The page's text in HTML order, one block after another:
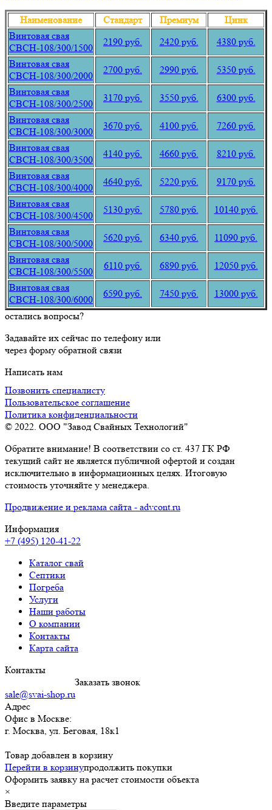
Наименование Стандарт Премиум
Цинк
Винтовая свая
СВСН-108/300/1500
2190 руб. 2420 руб.
4380 руб.
Винтовая свая
СВСН-108/300/2000
2700 руб. 2990 руб.
5350 руб.
Винтовая свая
СВСН-108/300/2500
3170 руб. 3550 руб.
6300 руб.
Винтовая свая
СВСН-108/300/3000
3670 руб. 4100 руб.
7260 руб.
Винтовая свая
СВСН-108/300/3500
4140 руб. 4660 руб.
8210 руб.
Винтовая свая
СВСН-108/300/4000
4640 руб. 5220 руб.
9170 руб.
Винтовая свая
СВСН-108/300/4500
5130 руб. 5780 руб.
10140 руб.
Винтовая свая
СВСН-108/300/5000
5620 руб. 6340 руб.
11090 руб.
Винтовая свая
СВСН-108/300/5500
6110 руб. 6890 руб.
12050 руб.
Винтовая свая
СВСН-108/300/6000
6590 руб. 7450 руб.
13000 руб.
остались вопросы?
Задавайте их сейчас по телефону или
через форму обратной связи
Написать нам
Позвонить специалисту
Пользовательское соглашение
Политика конфиденциальности
© 2022. ООО "Завод Свайных Технологий"
Обратите внимание! В соответствии со ст. 437 ГК РФ
текущий сайт не является публичной офертой и создан
исключительно в информационных целях. Итоговую
стоимость уточняйте у менеджера.
Продвижение и реклама сайта - advcont.ru
Информация
+7 (495) 120-41-22
Каталог свай
Септики
Погреба
Услуги
Наши работы
О компании
Контакты
Карта сайта
Контакты
Заказать звонок
sale@svai-shop.ru
Адрес
Офис в Москве:
г. Москва ул. Беговая, 18к1
Товар добавлен в корзину
Перейти в корзинупродолжить покупки
Оформить заявку на расчет стоимости объекта
×
Введите параметры